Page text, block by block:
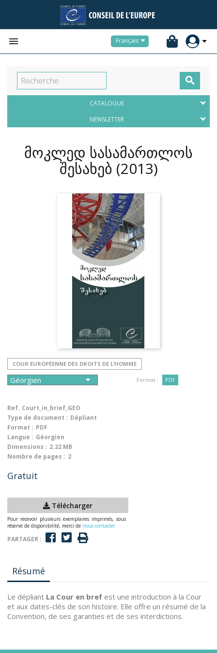
 Français

CATALOGUE
NEWSLETTER
მოკლედ სასამართლოს
შესახებ (2013)
COUR EUROPÉENNE DES DROITS DE L’HOMME
Format : PDF
Ref. Court_in_brief_GEO
Type de document : Dépliant
Format : PDF
Langue : Géorgien
Dimensions : 2.22 MB
Nombre de pages : 2
Gratuit
Télécharger
Pour recevoir plusieurs exemplaires imprimés, sous
réserve de disponibilité, merci de nous contacter
PARTAGER :
Résumé
Le dépliant La Cour en bref est une introduction à la Cour
et aux dates-clés de son histoire. Elle offre un résumé de la
Convention, de ses garanties et de ses interdictions.